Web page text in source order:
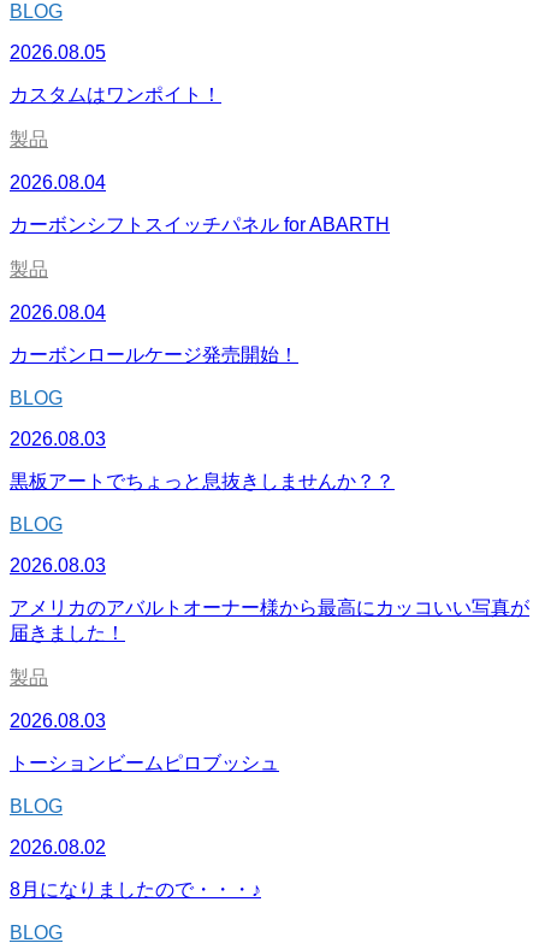
BLOG
2026.08.05
カスタムはワンポイト！
製品
2026.08.04
カーボンシフトスイッチパネル for ABARTH
製品
2026.08.04
カーボンロールケージ発売開始！
BLOG
2026.08.03
黒板アートでちょっと息抜きしませんか？？
BLOG
2026.08.03
アメリカのアバルトオーナー様から最高にカッコいい写真が
届きました！
製品
2026.08.03
トーションビームピロブッシュ
BLOG
2026.08.02
8月になりましたので・・・♪
BLOG